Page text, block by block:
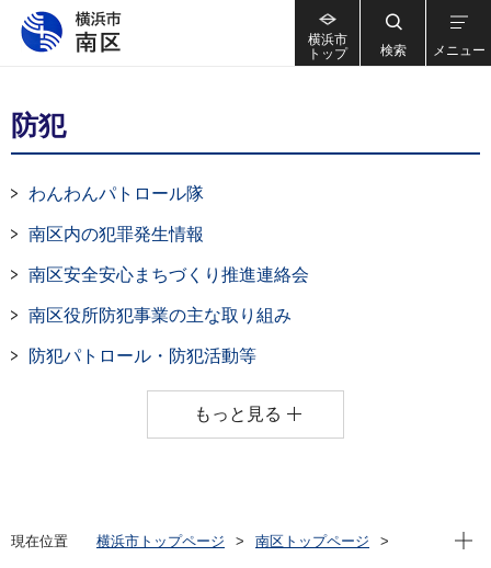
横浜市
トップ
検索 メニュー
防犯
わんわんパトロール隊
南区内の犯罪発生情報
南区安全安心まちづくり推進連絡会
南区役所防犯事業の主な取り組み
防犯パトロール・防犯活動等
もっと見る
現在位置 横浜市トップページ
南区トップページ
現在